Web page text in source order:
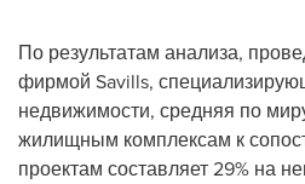
По результатам анализа,
фирмой Savills,
недвижимости, средняя по
жилищным комплексам к
проектам составляет 29% на